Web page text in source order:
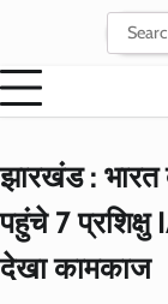
Search
for:
झारखंड : भारत
पहुंचे 7
देखा कामकाज